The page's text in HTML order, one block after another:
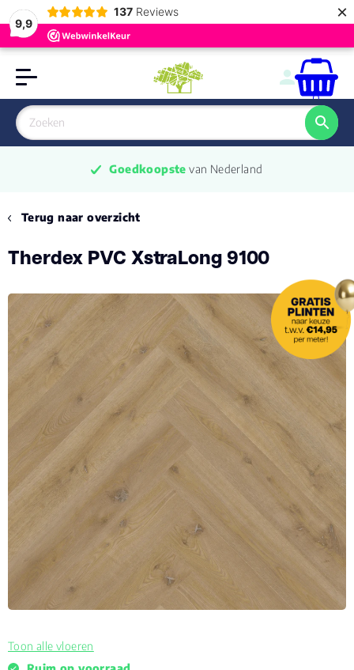
9,9
137 Reviews ×
0
Goedkoopste van Nederland
Terug naar overzicht
Therdex PVC XstraLong 9100
Toon alle vloeren